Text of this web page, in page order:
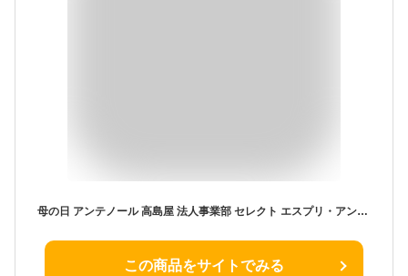
母の日 アンテノール 高島屋 法人事業部 セレクト エスプリ・アンテノール 27個入 EA-2A / ブランド お菓子 焼き菓子 セット クッキー ラングドシャ ガトーセック 贈り物 誕生日 女性 手土産 お祝い 缶入り プレゼント 菓子折り JGS お返し 入学内祝い 母の日ギフト2026
この商品をサイトでみる